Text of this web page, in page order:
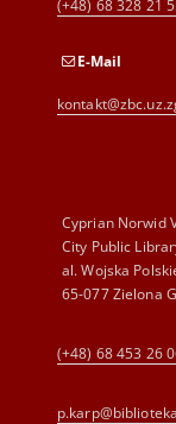
(+48) 68 328 21
E-Mail
Cyprian Norwid
City Public
al. Wojska
65-077 Zielona
(+48) 68 453 26